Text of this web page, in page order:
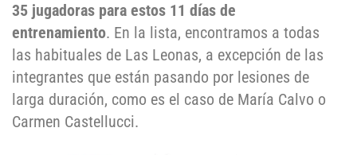
35 jugadoras para estos 11 días de
entrenamiento. En la lista, encontramos a todas
las habituales de Las Leonas, a excepción de las
integrantes que están pasando por lesiones de
larga duración, como es el caso de María Calvo o
Carmen Castellucci.